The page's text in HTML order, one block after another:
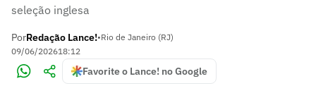
seleção inglesa
PorRedação Lance!•Rio de Janeiro (RJ)
09/06/202618:12
Favorite o Lance! no Google